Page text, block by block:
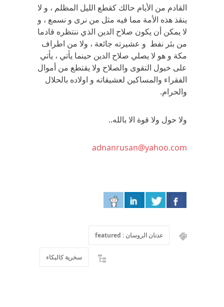
القادم من الأيام حالك كقطع الليل المظلم ، و لا
ينقذ هذه الأمة مما فيه مثل من نرى و نسمع ، و
لا يمكن أن يكون صلاح الدين الذي ننتظره قادما
من بئر نفط و عشيرته جائعة ، ولا من اطراف
مكة و هو لا يصلي صلاح الدين حينما يأتي ، يأتي
على خيول التقوى والصلاح ولا يقتطع من أموال
الفقراء والمساكين لعشيقاته و اولاده بالحلال
والحرام.
ولا حول ولا قوة الا بالله..
adnanrusan@yahoo.com
عدنان الروسان : featured
سخرية كالبكاء